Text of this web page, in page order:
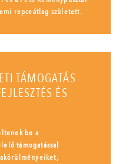
repceátlag született.
TÁMOGATÁS
ÉS
be a
támogatással